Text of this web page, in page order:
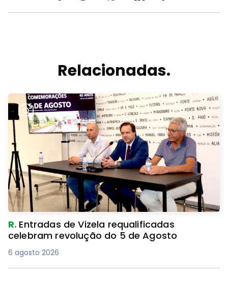
Relacionadas.
R. Entradas de Vizela requalificadas
celebram revolução do 5 de Agosto
6 agosto 2026